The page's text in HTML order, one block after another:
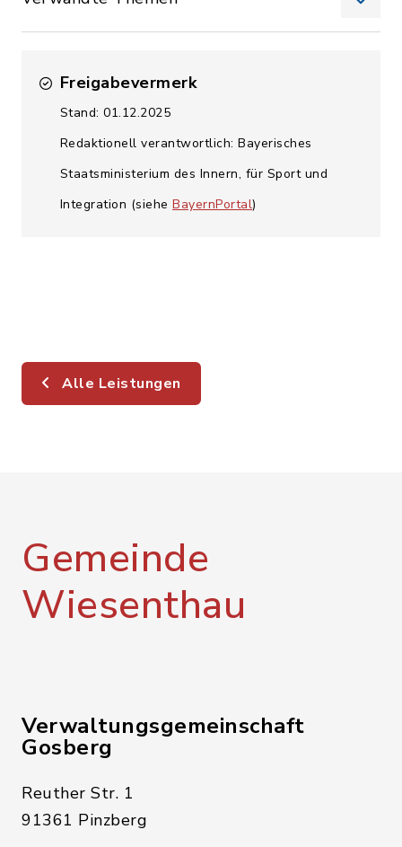
Freigabevermerk
Stand: 01.12.2025
Redaktionell verantwortlich: Bayerisches
Staatsministerium des Innern, für Sport und
Integration (siehe BayernPortal)
Alle Leistungen
Gemeinde
Wiesenthau
Verwaltungsgemeinschaft
Gosberg
Reuther Str. 1
91361 Pinzberg